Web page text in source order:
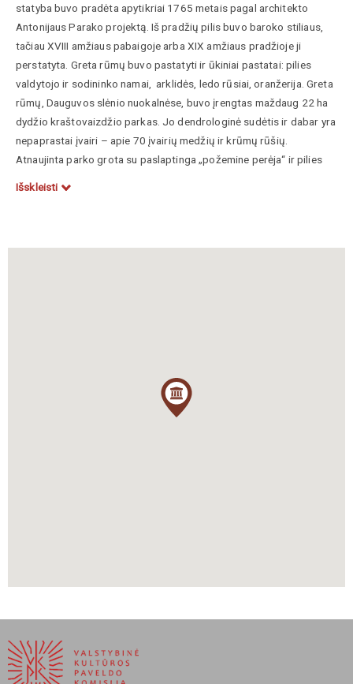
statyba buvo pradėta apytikriai 1765 metais pagal architekto
Antonijaus Parako projektą. Iš pradžių pilis buvo baroko stiliaus,
tačiau XVIII amžiaus pabaigoje arba XIX amžiaus pradžioje ji
perstatyta. Greta rūmų buvo pastatyti ir ūkiniai pastatai: pilies
valdytojo ir sodininko namai, arklidės, ledo rūsiai, oranžerija. Greta
rūmų, Dauguvos slėnio nuokalnėse, buvo įrengtas maždaug 22 ha
dydžio kraštovaizdžio parkas. Jo dendrologinė sudėtis ir dabar yra
nepaprastai įvairi – apie 70 įvairių medžių ir krūmų rūšių.
Atnaujinta parko grota su paslaptinga „požemine perėja“ ir pilies
https://www.ldk-ticino.info/kraslava
Išskleisti